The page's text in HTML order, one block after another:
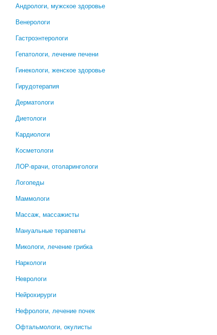
Андрологи, мужское здоровье
Венерологи
Гастроэнтерологи
Гепатологи, лечение печени
Гинекологи, женское здоровье
Гирудотерапия
Дерматологи
Диетологи
Кардиологи
Косметологи
ЛОР-врачи, отоларингологи
Логопеды
Маммологи
Массаж, массажисты
Мануальные терапевты
Микологи, лечение грибка
Наркологи
Неврологи
Нейрохирурги
Нефрологи, лечение почек
Офтальмологи, окулисты